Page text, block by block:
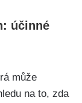
účinné
může
na⁣ to, zda